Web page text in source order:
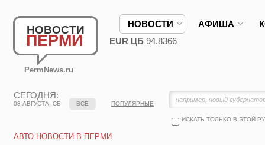
НОВОСТИ
ПЕРМИ
PermNews.ru
НОВОСТИ АФИША
EUR ЦБ 94.8366
СЕГОДНЯ:
08 АВГУСТА, СБ
ИСКАТЬ ТОЛЬКО В ЭТОЙ
ВСЕ ПОПУЛЯРНЫЕ
АВТО НОВОСТИ В ПЕРМИ